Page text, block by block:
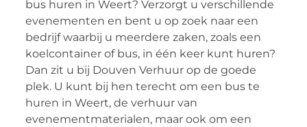
bus huren in Weert? Verzorgt u verschillende
evenementen en bent u op zoek naar een
bedrijf waarbij u meerdere zaken, zoals een
koelcontainer of bus, in één keer kunt huren?
Dan zit u bij Douven Verhuur op de goede
plek. U kunt bij hen terecht om een bus te
huren in Weert, de verhuur van
evenementmaterialen, maar ook om een